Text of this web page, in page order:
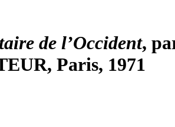
de l’Occident,
Paris, 1971